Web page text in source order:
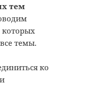
тем
которых
темы.
ко